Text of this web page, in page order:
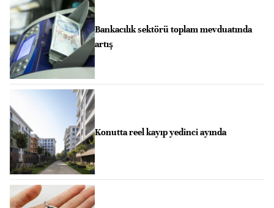
Bankacılık sektörü toplam mevduatında
artış
Konutta reel kayıp yedinci ayında